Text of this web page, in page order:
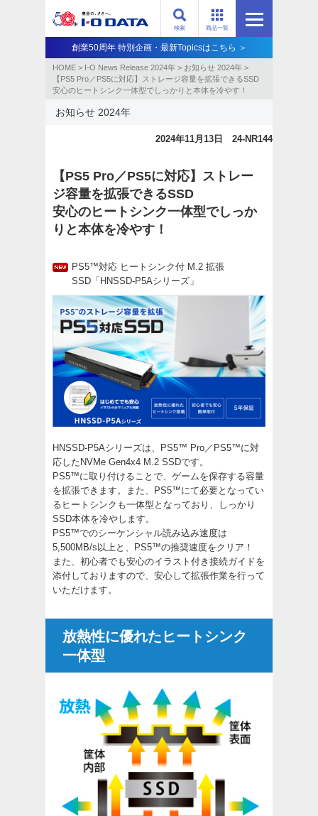
商品一覧
検索
創業50周年 特別企画・最新Topicsはこちら ＞
HOME > I-O News Release 2024年 > お知らせ 2024年 >
【PS5 Pro／PS5に対応】ストレージ容量を拡張できるSSD
安心のヒートシンク一体型でしっかりと本体を冷やす！
お知らせ 2024年
2024年11月13日 24-NR144
【PS5 Pro／PS5に対応】ストレー
ジ容量を拡張できるSSD
安心のヒートシンク一体型でしっか
りと本体を冷やす！
PS5™対応 ヒートシンク付 M.2 拡張
SSD「HNSSD-P5Aシリーズ」
HNSSD-P5Aシリーズは、PS5™ Pro／PS5™に対
応したNVMe Gen4x4 M.2 SSDです。
PS5™に取り付けることで、ゲームを保存する容量
を拡張できます。また、PS5™にて必要となってい
るヒートシンクも一体型となっており、しっかり
SSD本体を冷やします。
PS5™でのシーケンシャル読み込み速度は
5,500MB/s以上と、PS5™の推奨速度をクリア！
また、初心者でも安心のイラスト付き接続ガイドを
添付しておりますので、安心して拡張作業を行って
いただけます。
放熱性に優れたヒートシンク
一体型